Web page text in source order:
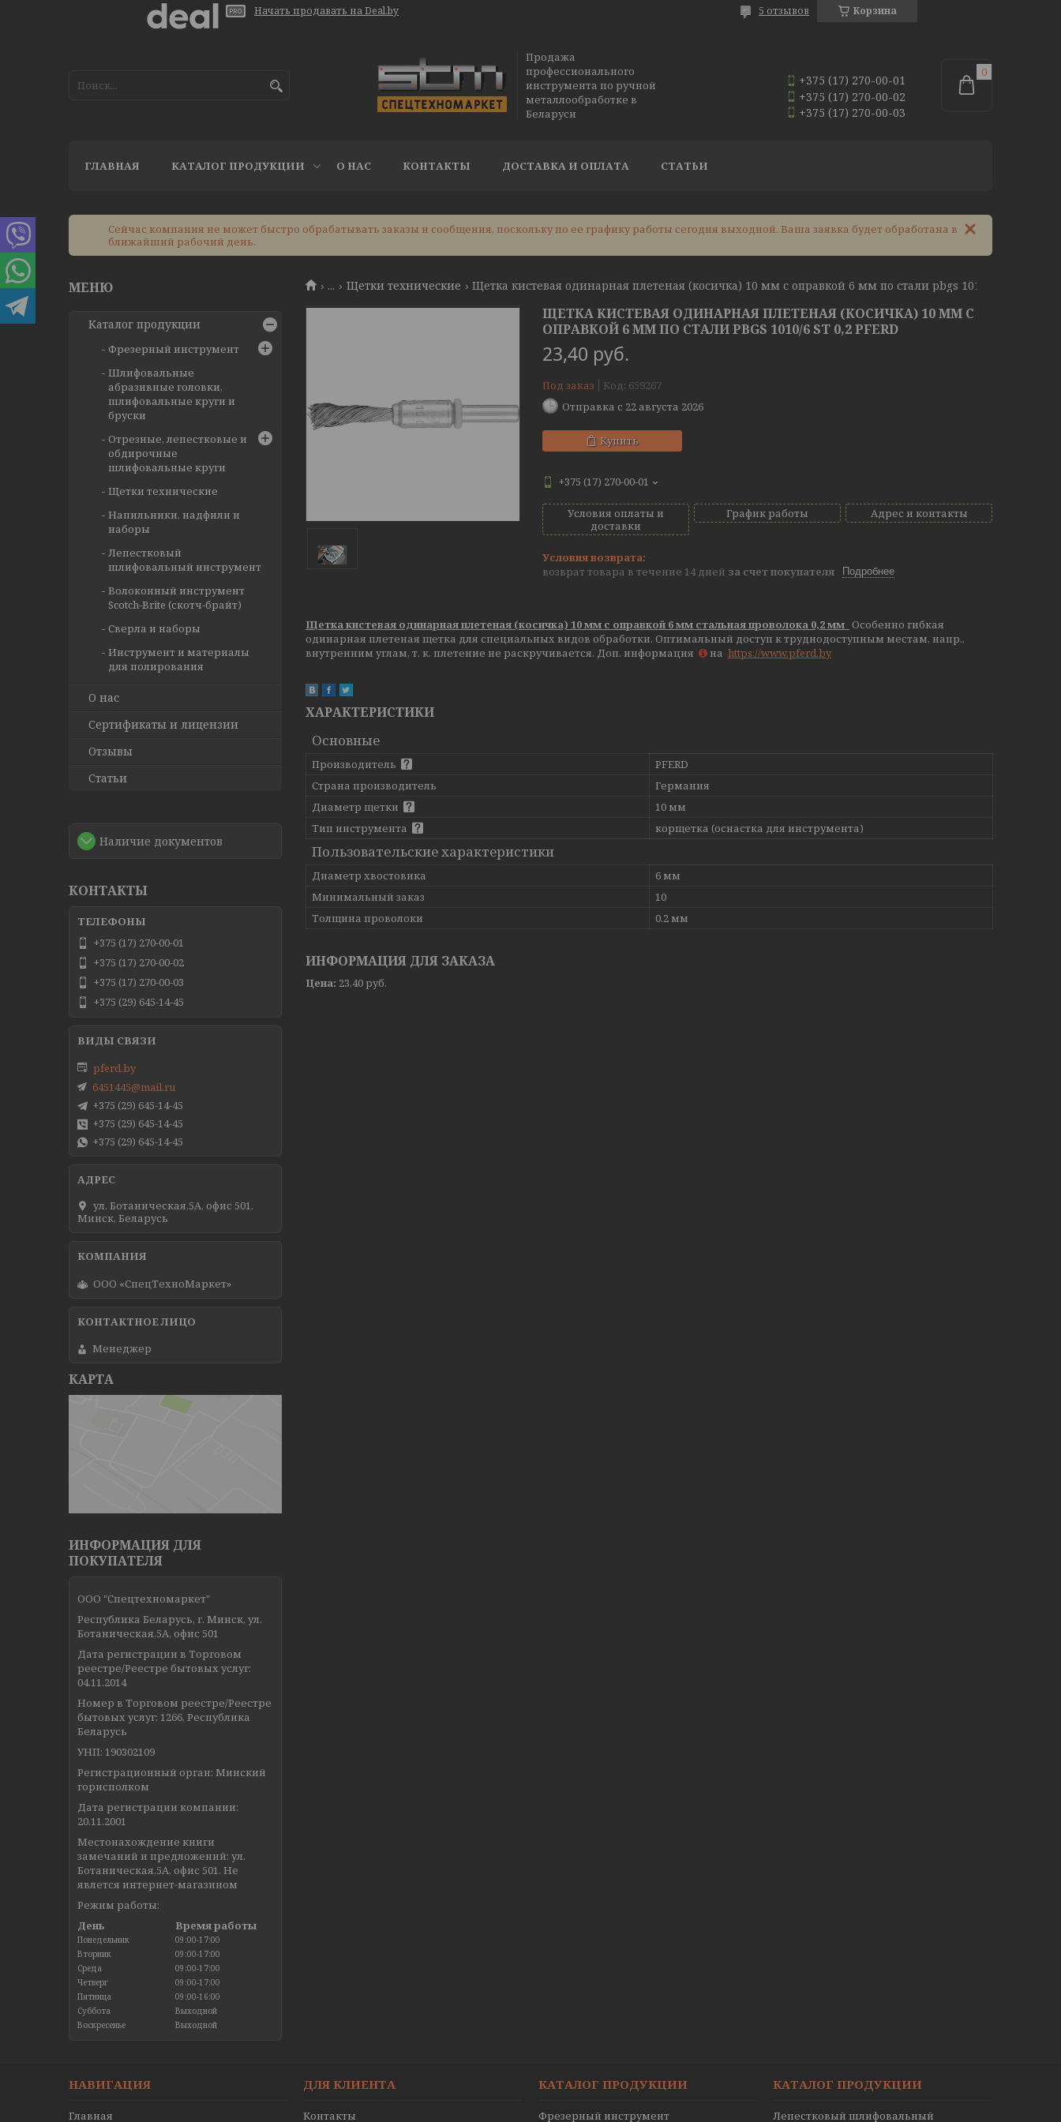
Начать продавать на Deal.by Корзина
5 отзывов
Продажа
профессионального
инструмента по ручной
металлообработке в
Беларуси
+375 (17) 270-00-01
+375 (17) 270-00-02
+375 (17) 270-00-03
ГЛАВНАЯ КАТАЛОГ ПРОДУКЦИИ О НАС КОНТАКТЫ ДОСТАВКА И ОПЛАТА СТАТЬИ
Сейчас компания не может быстро обрабатывать заказы и сообщения, поскольку по ее графику работы сегодня выходной. Ваша заявка будет обработана в
ближайший рабочий день.
... Щетки технические
ЩЕТКА КИСТЕВАЯ ОДИНАРНАЯ ПЛЕТЕНАЯ (КОСИЧКА) 10 ММ С
ОПРАВКОЙ 6 ММ ПО СТАЛИ PBGS 1010/6 ST 0,2 PFERD
23,40 руб.
Под заказ Код: 659267
Отправка с 22 августа 2026
Купить
+375 (17) 270-00-01
Условия оплаты и
доставки
График работы Адрес и контакты
возврат товара в течение 14 дней за счет покупателя Подробнее
Щетка кистевая одинарная плетеная (косичка) 10 мм с оправкой 6 мм стальная проволока 0,2 мм Особенно гибкая
одинарная плетеная щетка для специальных видов обработки. Оптимальный доступ к труднодоступным местам, напр.,
внутренним углам, т. к. плетение не раскручивается. Доп. информация
на https://www.pferd.by
ХАРАКТЕРИСТИКИ
Основные
Производитель
PFERD
Страна производитель
Германия
Диаметр щетки
10 мм
Тип инструмента
корщетка (оснастка для инструмента)
Пользовательские характеристики
Диаметр хвостовика
6 мм
Минимальный заказ
10
Толщина проволоки
0.2 мм
ИНФОРМАЦИЯ ДЛЯ ЗАКАЗА
Цена: 23,40 руб.
Каталог продукции
Фрезерный инструмент
Шлифовальные
абразивные головки,
шлифовальные круги и
бруски
Отрезные, лепестковые и
обдирочные
шлифовальные круги
Щетки технические
Напильники, надфили и
наборы
Лепестковый
шлифовальный инструмент
Волоконный инструмент
Scotch-Brite (скотч-брайт)
Сверла и наборы
Инструмент и материалы
для полирования
О нас
Сертификаты и лицензии
Отзывы
Статьи
Наличие документов
КОНТАКТЫ
+375 (17) 270-00-01
+375 (17) 270-00-02
+375 (17) 270-00-03
+375 (29) 645-14-45
pferd.by
6451445@mail.ru
+375 (29) 645-14-45
+375 (29) 645-14-45
+375 (29) 645-14-45
ул. Ботаническая,5А, офис 501,
Минск, Беларусь
ООО «СпецТехноМаркет»
Менеджер
КАРТА
ИНФОРМАЦИЯ ДЛЯ
ПОКУПАТЕЛЯ
ООО "Спецтехномаркет"
Республика Беларусь, г. Минск, ул.
Ботаническая,5А, офис 501
Дата регистрации в Торговом
реестре/Реестре бытовых услуг:
04.11.2014
Номер в Торговом реестре/Реестре
бытовых услуг: 1266, Республика
Беларусь
УНП: 190302109
Регистрационный орган: Минский
горисполком
Дата регистрации компании:
20.11.2001
Местонахождение книги
замечаний и предложений: ул.
Ботаническая,5А, офис 501. Не
явлется интернет-магазином
Режим работы:
День
Время работы
Понедельник
09:00-17:00
Вторник
09:00-17:00
Среда
09:00-17:00
Четверг
09:00-17:00
Пятница
09:00-16:00
Суббота
Выходной
Воскресенье
Выходной
НАВИГАЦИЯ
Главная
ДЛЯ КЛИЕНТА
Контакты
КАТАЛОГ ПРОДУКЦИИ
Фрезерный инструмент
КАТАЛОГ ПРОДУКЦИИ
Лепестковый шлифовальный